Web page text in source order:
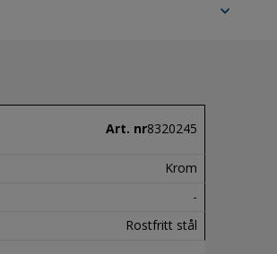
expand_more
Art. nr8320245
Krom
-
Rostfritt stål